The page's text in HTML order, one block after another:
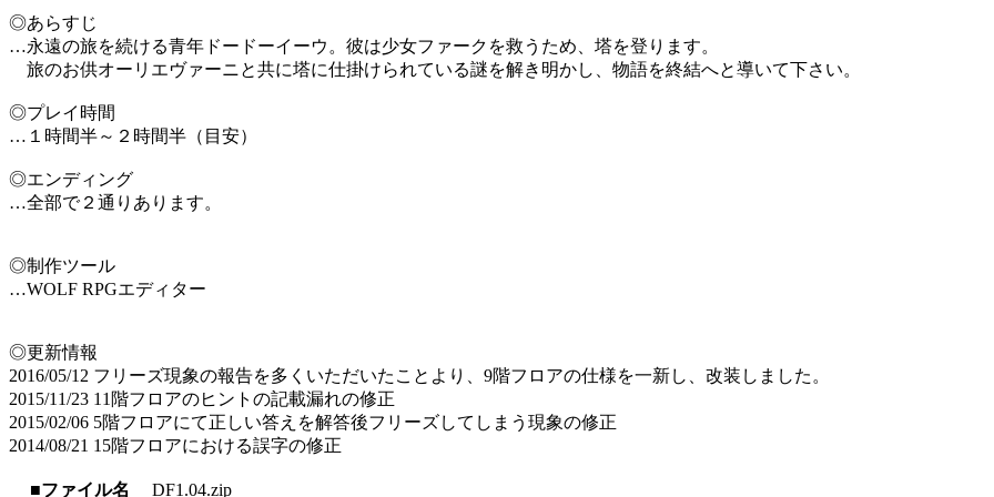
◎あらすじ
…永遠の旅を続ける青年ドードーイーウ。彼は少女ファークを救うため、塔を登ります。
旅のお供オーリエヴァーニと共に塔に仕掛けられている謎を解き明かし、物語を終結へと導いて下さい。
◎プレイ時間
…１時間半～２時間半（目安）
◎エンディング
…全部で２通りあります。
◎制作ツール
…WOLF RPGエディター
◎更新情報
2016/05/12 フリーズ現象の報告を多くいただいたことより、9階フロアの仕様を一新し、改装しました。
2015/11/23 11階フロアのヒントの記載漏れの修正
2015/02/06 5階フロアにて正しい答えを解答後フリーズしてしまう現象の修正
2014/08/21 15階フロアにおける誤字の修正
■ファイル名 DF1.04.zip